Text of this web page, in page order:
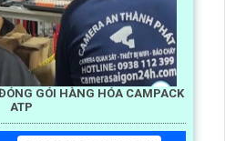
GÓI HÀNG HÓA CAMPACK
ATP